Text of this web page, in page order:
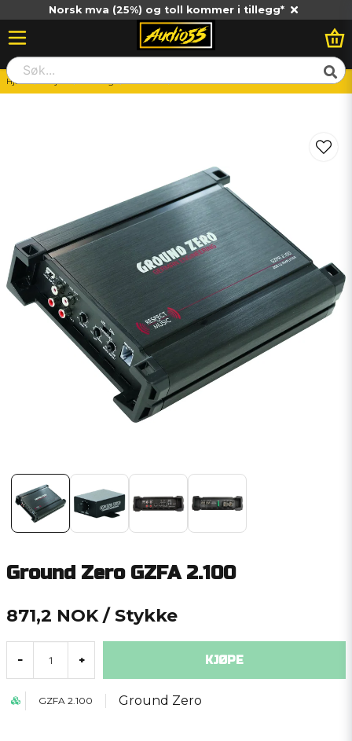
Norsk mva (25%) og toll kommer i tillegg*
Hjem Billjud Slutsteg 2-Kanals Ground Zero GZFA 2.100
Ground Zero GZFA 2.100
871,2 NOK / Stykke
- + KJØPE
GZFA 2.100 Ground Zero